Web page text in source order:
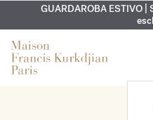
ESCLUSIVO | Scopri la
tuo
INCISIONE GRATUITA |
corpo
GUARDAROBA ESTIVO